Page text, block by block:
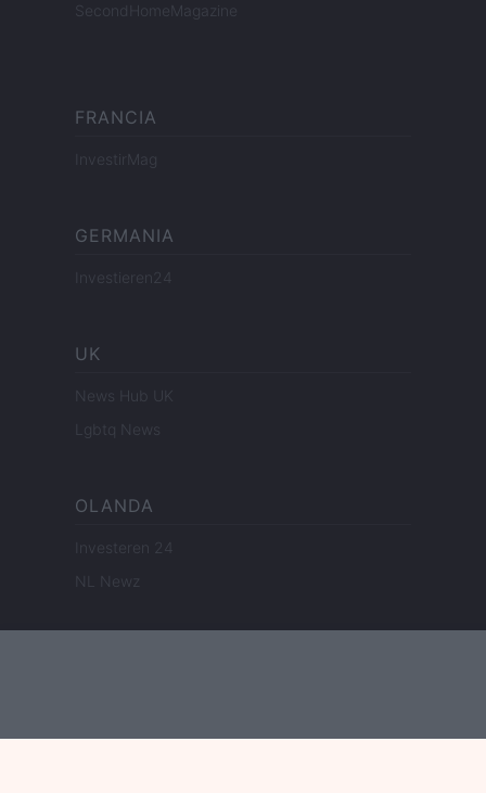
SecondHomeMagazine
FRANCIA
InvestirMag
GERMANIA
Investieren24
UK
News Hub UK
Lgbtq News
OLANDA
Investeren 24
NL Newz